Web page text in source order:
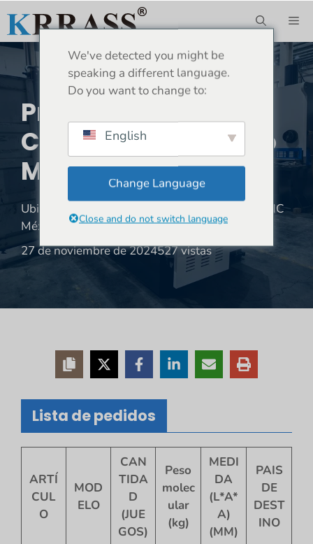
contenido
Prensa Plegadora
CNC México-1 Juego
MB8-80T2500
Ubicación:
Prensa plegadora CNC
México-1 juego MB8-80T2500
27 de noviembre de 2024527 vistas
Lista de pedidos
ARTÍ
CUL
O
MOD
ELO
CAN
TIDA
D
(JUE
GOS)
Peso
molec
ular
(kg)
MEDI
DA
(L*A*
A)
(MM)
PAIS
DE
DEST
INO
We've detected you might be
speaking a different language.
Do you want to change to:
English
Change Language
Close and do not switch language